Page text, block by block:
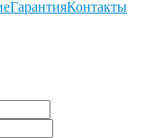
ГарантияКонтакты